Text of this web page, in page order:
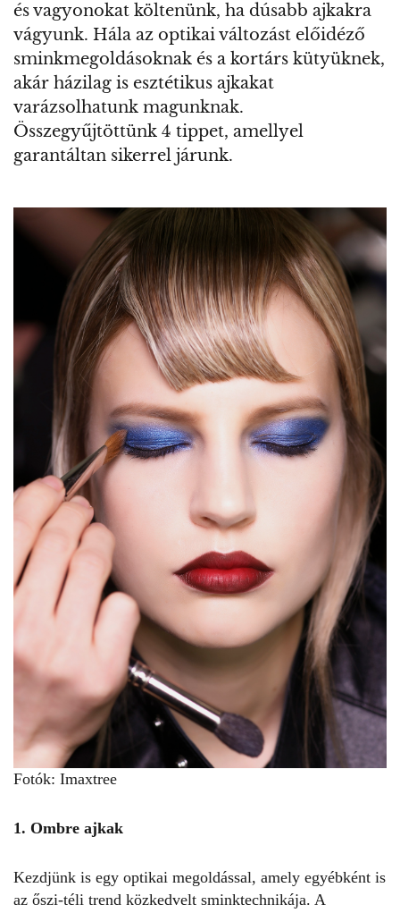
és vagyonokat költenünk, ha dúsabb ajkakra
vágyunk. Hála az optikai változást előidéző
sminkmegoldásoknak és a kortárs kütyüknek,
akár házilag is esztétikus ajkakat
varázsolhatunk magunknak.
Összegyűjtöttünk 4 tippet, amellyel
garantáltan sikerrel járunk.
Fotók: Imaxtree
1. Ombre ajkak
Kezdjünk is egy optikai megoldással, amely egyébként is
az őszi-téli trend közkedvelt sminktechnikája. A